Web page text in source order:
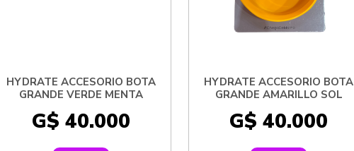
HYDRATE ACCESORIO BOTA
GRANDE VERDE MENTA
G$ 40.000
HYDRATE ACCESORIO BOTA
GRANDE AMARILLO SOL
G$ 40.000